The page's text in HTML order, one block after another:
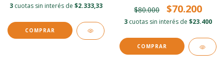
3 cuotas sin interés de $2.333,33
COMPRAR
$80.000 $70.200
3 cuotas sin interés de $23.400